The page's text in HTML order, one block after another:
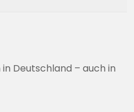
Deutschland – auch in